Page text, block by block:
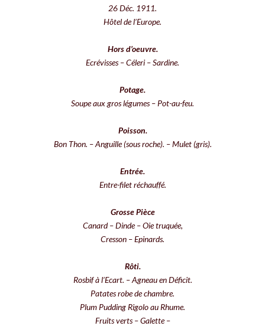
26 Déc. 1911.
Hôtel de l’Europe.
Hors d’oeuvre.
Ecrévisses – Céleri – Sardine.
Potage.
Soupe aux gros légumes – Pot-au-feu.
Poisson.
Bon Thon. – Anguille (sous roche). – Mulet (gris).
Entrée.
Entre-filet réchauffé.
Grosse Pièce
Canard – Dinde – Oie truquée,
Cresson – Epinards.
Rôti.
Rosbif à l’Ecart. – Agneau en Déficit.
Patates robe de chambre.
Plum Pudding Rigolo au Rhume.
Fruits verts – Galette –